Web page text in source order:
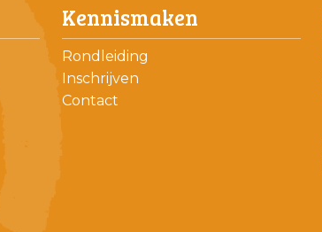
Kennismaken
Rondleiding
Inschrijven
Contact